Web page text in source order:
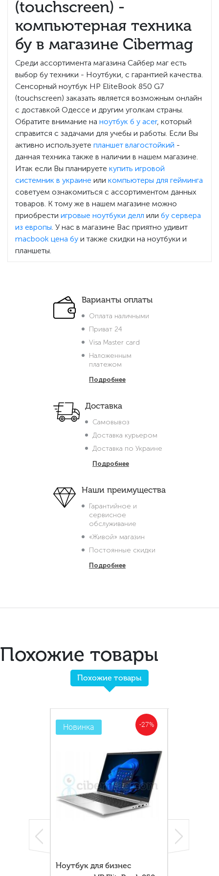
(touchscreen) -
компьютерная техника
бу в магазине Cibermag
Среди ассортимента магазина Сайбер маг есть
выбор бу техники - Ноутбуки, с гарантией качества.
Сенсорный ноутбук HP EliteBook 850 G7
(touchscreen) заказать является возможным онлайн
с доставкой Одессе и другим уголкам страны.
Обратите внимание на ноутбук б у acer, который
справится с задачами для учебы и работы. Если Вы
активно используете планшет влагостойкий -
данная техника также в наличии в нашем магазине.
Итак если Вы планируете купить игровой
системник в украине или компьютеры для гейминга
советуем ознакомиться с ассортиментом данных
товаров. К тому же в нашем магазине можно
приобрести игровые ноутбуки делл или бу сервера
из европы . У нас в магазине Вас приятно удивит
macbook цена бу и также скидки на ноутбуки и
планшеты.
Варианты оплаты
Оплата наличными
Приват 24
Visa Master card
Наложенным
платежом
Подробнее
Доставка
Самовывоз
Доставка курьером
Доставка по Украине
Подробнее
Наши преимущества
Гарантийное и
сервисное
обслуживание
«Живой» магазин
Постоянные скидки
Подробнее
Похожие товары
Похожие товары
-27%
Новинка
Ноутбук для бизнес